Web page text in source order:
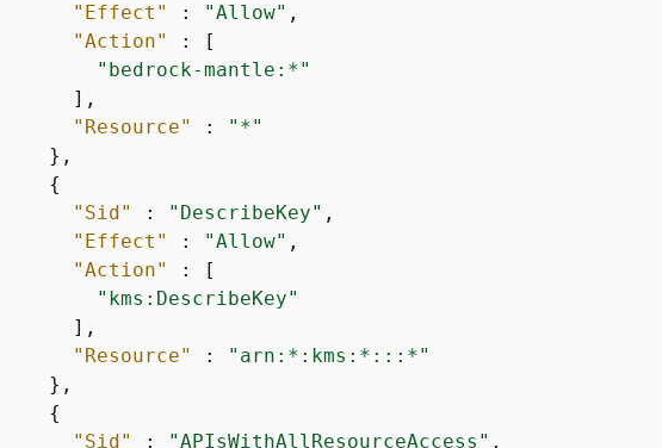
"Effect"
: "Allow" ,
"Action"
: [
"bedrock-mantle:*"
      ],
"Resource"
:
"*"
    },
{
"Sid"
: "DescribeKey" ,
"Effect"
: "Allow" ,
"Action"
: [
"kms:DescribeKey"
      ],
"Resource"
:
"arn:*:kms:*:::*"
    },
{
"Sid"
: "APIsWithAllResourceAccess" ,